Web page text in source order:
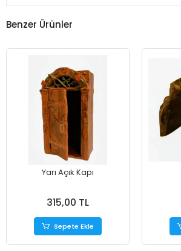
Benzer Ürünler
Yarı Açık Kapı
315,00 TL
Sepete Ekle